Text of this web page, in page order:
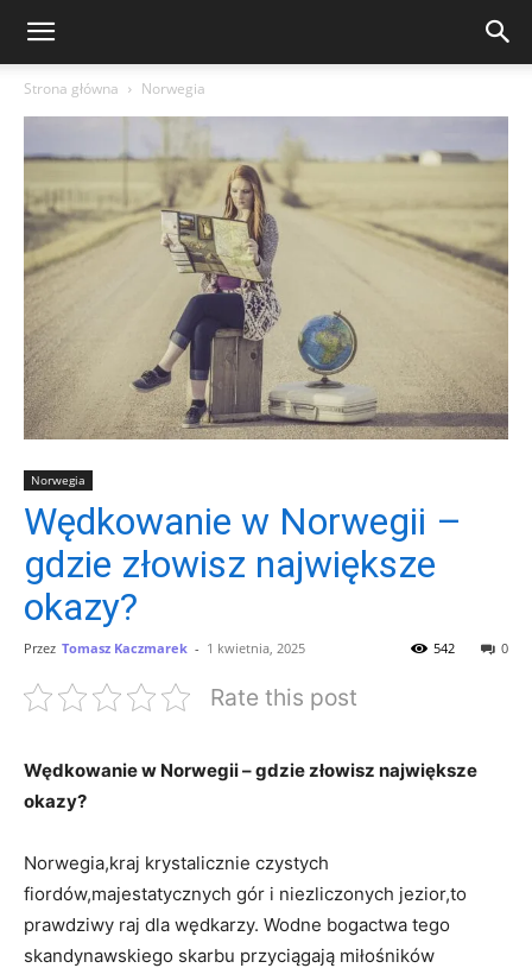
Strona główna Norwegia
Norwegia
Wędkowanie w Norwegii –
gdzie złowisz największe
okazy?
Przez Tomasz Kaczmarek - 1 kwietnia, 2025 0
542
Rate this post
Wędkowanie w Norwegii – gdzie złowisz największe
okazy?
Norwegia,kraj krystalicznie czystych
fiordów,majestatycznych gór i niezliczonych jezior,to
prawdziwy raj dla wędkarzy. Wodne bogactwa tego
skandynawskiego skarbu przyciągają miłośników